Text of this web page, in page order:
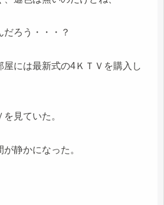
だろう・・・？
屋には最新式の4ＫＴＶを購入し
見ていた。
静かになった。